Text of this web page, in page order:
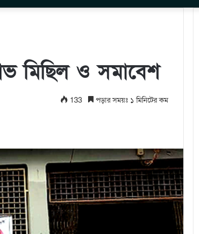
মিছিল ও সমাবেশ
133 পড়ার সময়ঃ ১ মিনিটের কম